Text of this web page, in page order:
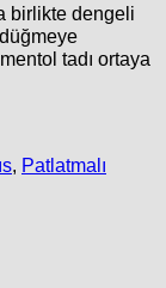
birlikte dengeli
tadı ortaya
, Patlatmalı